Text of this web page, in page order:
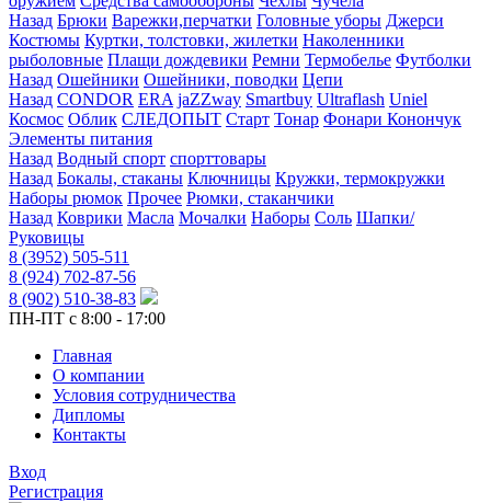
Назад Брюки Варежки,перчатки Головные уборы Джерси
Костюмы Куртки, толстовки, жилетки Наколенники
рыболовные Плащи дождевики Ремни Термобелье Футболки
Назад Ошейники Ошейники, поводки Цепи
Назад CONDOR ERA jaZZway Smartbuy Ultraflash Uniel
Космос Облик СЛЕДОПЫТ Старт Тонар Фонари Конончук
Элементы питания
Назад Водный спорт спорттовары
Назад Бокалы, стаканы Ключницы Кружки, термокружки
Наборы рюмок Прочее Рюмки, стаканчики
Назад Коврики Масла Мочалки Наборы Соль Шапки/
Руковицы
8 (3952) 505-511
8 (924) 702-87-56
8 (902) 510-38-83
ПН-ПТ с 8:00 - 17:00
Главная
О компании
Условия сотрудничества
Дипломы
Контакты
Вход
Регистрация